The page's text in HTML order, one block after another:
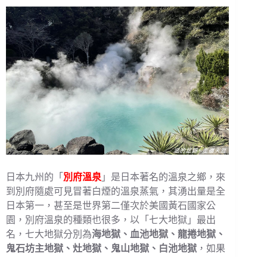
日本九州的「 別府溫泉 」是日本著名的溫泉之鄉，來
到別府隨處可見冒著白煙的溫泉蒸氣，其湧出量是全
日本第一，甚至是世界第二僅次於美國黃石國家公
園，別府溫泉的種類也很多，以「七大地獄」最出
名，七大地獄分別為海地獄、血池地獄、龍捲地獄、
鬼石坊主地獄、灶地獄、鬼山地獄、白池地獄 ，如果